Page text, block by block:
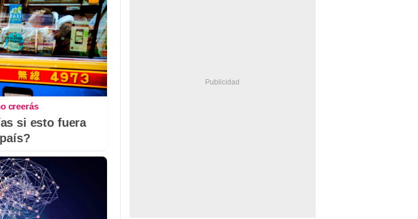
creerás
si esto fuera